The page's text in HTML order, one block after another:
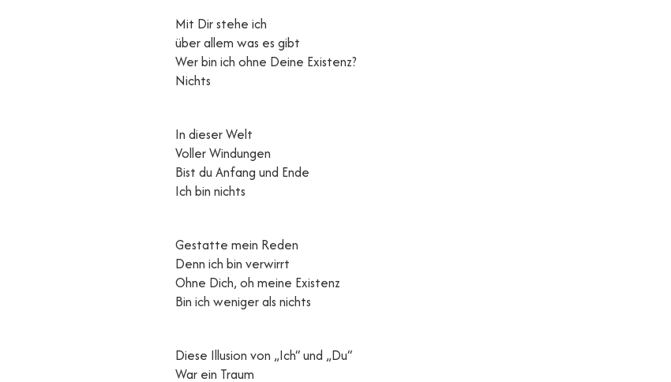
Mit Dir stehe ich
über allem was es gibt
Wer bin ich ohne Deine Existenz?
Nichts
In dieser Welt
Voller Windungen
Bist du Anfang und Ende
Ich bin nichts
Gestatte mein Reden
Denn ich bin verwirrt
Ohne Dich, oh meine Existenz
Bin ich weniger als nichts
Diese Illusion von „Ich“ und „Du“
War ein Traum